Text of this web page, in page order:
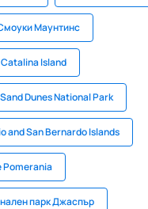
Маунтинс
Island
Dunes National Park
and San Bernardo Islands
Pomerania
парк Джаспър